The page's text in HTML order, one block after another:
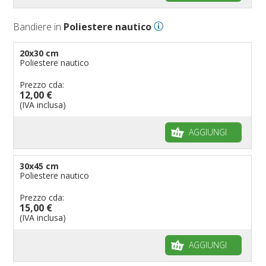
Bandiere per eventi religiosi
Bandiere per ambasciate
Bandiere per riserve naturali e parchi
Bandiere per musicisti
pennoni per bandiere
Bandiere in Poliestere nautico
20x30 cm
Poliestere nautico
Prezzo cda:
12,00 €
(IVA inclusa)
AGGIUNGI
30x45 cm
Poliestere nautico
Prezzo cda:
15,00 €
(IVA inclusa)
AGGIUNGI